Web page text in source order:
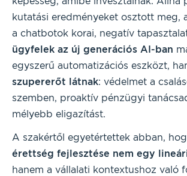
kutatási eredményeket osztott meg,
a chatbotok korai, negatív
ügyfelek az új generációs AI-ban
egyszerű automatizációs eszközt,
szupererőt látnak: védelmet a
szemben, proaktív pénzügyi
mélyebb eligazítást.
A szakértől egyetértettek abban,
érettség fejlesztése nem egy
hanem a vállalati kontextushoz való